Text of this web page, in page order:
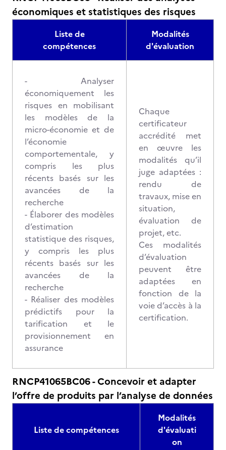
économiques et statistiques des risques
Liste de
compétences
Modalités
d'évaluation
- Analyser
économiquement les
risques en mobilisant
les modèles de la
micro-économie et de
l’économie
comportementale, y
compris les plus
récents basés sur les
avancées de la
recherche
- Élaborer des modèles
d’estimation
statistique des risques,
y compris les plus
récents basés sur les
avancées de la
recherche
- Réaliser des modèles
prédictifs pour la
tarification et le
provisionnement en
assurance
Chaque
certificateur
accrédité met
en œuvre les
modalités qu’il
juge adaptées :
rendu de
travaux, mise en
situation,
évaluation de
projet, etc.
Ces modalités
d’évaluation
peuvent être
adaptées en
fonction de la
voie d’accès à la
certification.
RNCP41065BC06 - Concevoir et adapter
l’offre de produits par l’analyse de données
Liste de compétences
Modalités
d'évaluati
on